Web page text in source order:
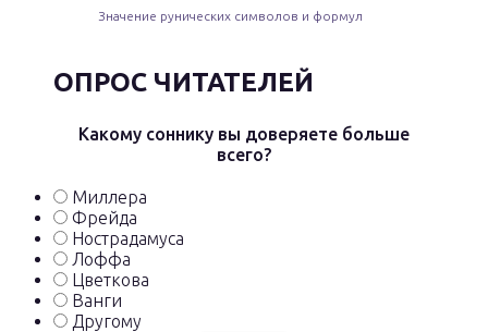
Значение рунических символов и формул
ОПРОС ЧИТАТЕЛЕЙ
Какому соннику вы доверяете больше
всего?
Миллера
Фрейда
Нострадамуса
Лоффа
Цветкова
Ванги
Другому